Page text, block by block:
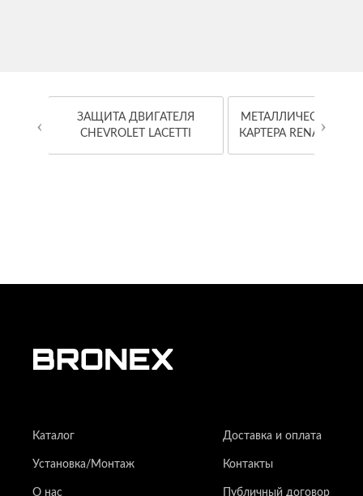
ЗАЩИТА ДВИГАТЕЛЯ
CHEVROLET LACETTI
МЕТАЛЛИЧЕСКАЯ
КАРТЕРА RENAULT
‹ ›
Каталог Доставка и оплата
Установка/Монтаж Контакты
О нас Публичный договор